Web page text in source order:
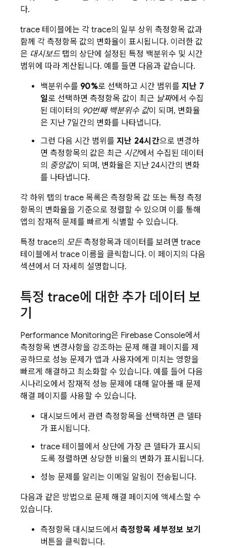
다.
trace 테이블에는 각 trace의 일부 상위 측정항목 값과
함께 각 측정항목 값의 변화율이 표시됩니다. 이러한 값
은 대시보드 탭의 상단에 설정된 특정 백분위수 및 시간
범위에 따라 계산됩니다. 예를 들면 다음과 같습니다.
백분위수를 90%로 선택하고 시간 범위를 지난 7
일로 선택하면 측정항목 값이 최근 날짜에서 수집
된 데이터의 90번째 백분위수 값이 되며, 변화율
은 지난 7일간의 변화를 나타냅니다.
그런 다음 시간 범위를 지난 24시간으로 변경하
면 측정항목의 값은 최근 시간에서 수집된 데이터
의 중앙값이 되며, 변화율은 지난 24시간의 변화
를 나타냅니다.
각 하위 탭의 trace 목록은 측정항목 값 또는 특정 측정
항목의 변화율을 기준으로 정렬할 수 있으며 이를 통해
앱의 잠재적 문제를 빠르게 식별할 수 있습니다.
특정 trace의 모든측정항목과 데이터를 보려면 trace
테이블에서 trace 이름을 클릭합니다. 이 페이지의 다음
섹션에서 더 자세히 설명합니다.
특정 trace에 대한 추가 데이터 보
기
Performance Monitoring은 Firebase Console에서
측정항목 변경사항을 강조하는 문제 해결 페이지를 제
공하므로 성능 문제가 앱과 사용자에게 미치는 영향을
빠르게 해결하고 최소화할 수 있습니다. 예를 들어 다음
시나리오에서 잠재적 성능 문제에 대해 알아볼 때 문제
해결 페이지를 사용할 수 있습니다.
대시보드에서 관련 측정항목을 선택하면 큰 델타
가 표시됩니다.
trace 테이블에서 상단에 가장 큰 델타가 표시되
도록 정렬하면 상당한 비율의 변화가 표시됩니다.
성능 문제를 알리는 이메일 알림이 전송됩니다.
다음과 같은 방법으로 문제 해결 페이지에 액세스할 수
있습니다.
측정항목 대시보드에서 측정항목 세부정보 보기
버튼을 클릭합니다.